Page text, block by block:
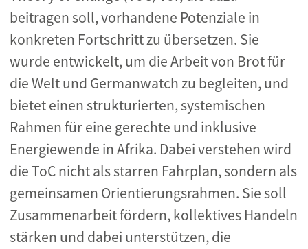
beitragen soll, vorhandene Potenziale in
konkreten Fortschritt zu übersetzen. Sie
wurde entwickelt, um die Arbeit von Brot für
die Welt und Germanwatch zu begleiten, und
bietet einen strukturierten, systemischen
Rahmen für eine gerechte und inklusive
Energiewende in Afrika. Dabei verstehen wird
die ToC nicht als starren Fahrplan, sondern als
gemeinsamen Orientierungsrahmen. Sie soll
Zusammenarbeit fördern, kollektives Handeln
stärken und dabei unterstützen, die